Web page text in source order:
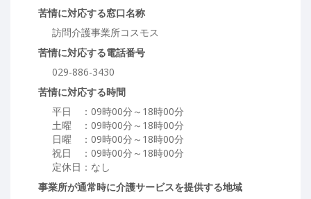
苦情に対応する窓口名称
訪問介護事業所コスモス
苦情に対応する電話番号
029-886-3430
苦情に対応する時間
平日 ：09時00分～18時00分
土曜 ：09時00分～18時00分
日曜 ：09時00分～18時00分
祝日 ：09時00分～18時00分
定休日：なし
事業所が通常時に介護サービスを提供する地域